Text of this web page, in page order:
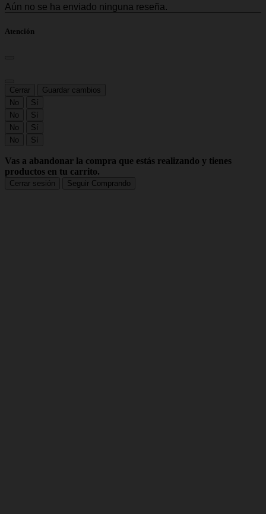
Atención
Cerrar
Guardar cambios
No
Sí
No
Sí
No
Sí
No
Sí
Vas a abandonar la compra que estás realizando y tienes
productos en tu carrito.
Cerrar sesión Seguir Comprando